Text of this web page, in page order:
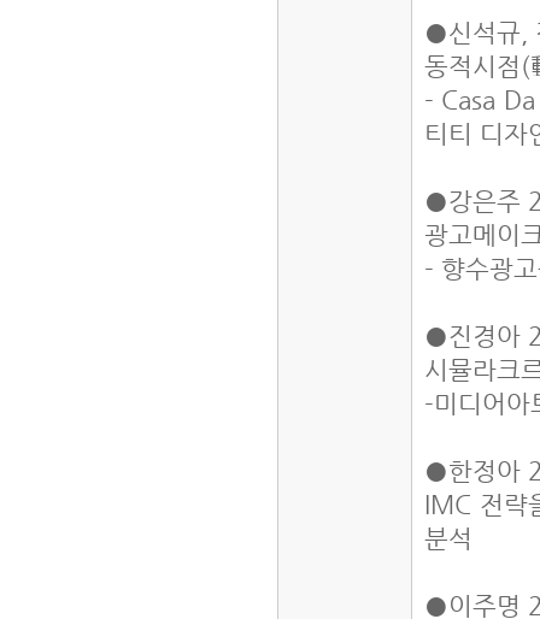
●신석규,
동적시점(
- Casa
티티 디자
●강은주
광고메이
- 향수광
●진경아
시뮬라크
-미디어
●한정아
IMC 전략
분석
●이주명